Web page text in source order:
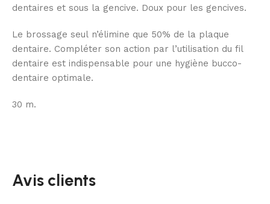
dentaires et sous la gencive. Doux pour les gencives.
Le brossage seul n’élimine que 50% de la plaque
dentaire. Compléter son action par l’utilisation du fil
dentaire est indispensable pour une hygiène bucco-
dentaire optimale.
30 m.
Avis clients